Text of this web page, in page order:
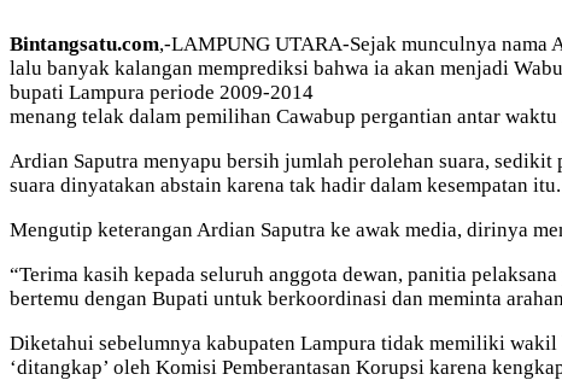
Bintangsatu.com,-LAMPUNG UTARA-Sejak munculnya nama
lalu banyak kalangan memprediksi bahwa ia akan menjadi
bupati Lampura periode 2009-2014
menang telak dalam pemilihan Cawabup pergantian antar
Ardian Saputra menyapu bersih jumlah perolehan suara,
suara dinyatakan abstain karena tak hadir dalam kesempatan itu.
Mengutip keterangan Ardian Saputra ke awak media, dirinya
“Terima kasih kepada seluruh anggota dewan, panitia
bertemu dengan Bupati untuk berkoordinasi dan meminta
Diketahui sebelumnya kabupaten Lampura tidak memiliki
‘ditangkap’ oleh Komisi Pemberantasan Korupsi karena